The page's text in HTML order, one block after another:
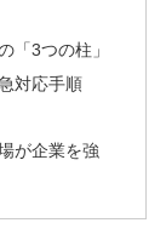
「3つの柱」
対応手順
が企業を強